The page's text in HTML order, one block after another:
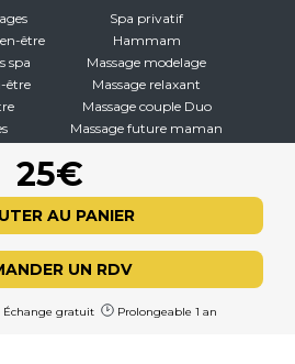
25€
AU PANIER
UN RDV
Échange gratuit Prolongeable 1 an
être
spa
être
Spa privatif
Hammam
Massage modelage
Massage relaxant
Massage couple Duo
Massage future maman
À PROPOS
CGV - CGU
légales
de confidentialité